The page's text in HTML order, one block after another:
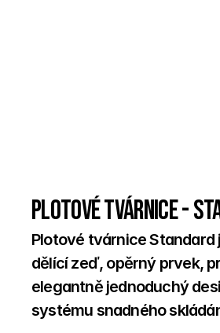
Plotové tvárnice -
Plotové tvárnice
dělící zeď, opěrný prvek,
elegantně jednoduchý
systému snadného